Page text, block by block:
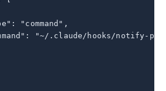
"command",
"~/.claude/hooks/notify-